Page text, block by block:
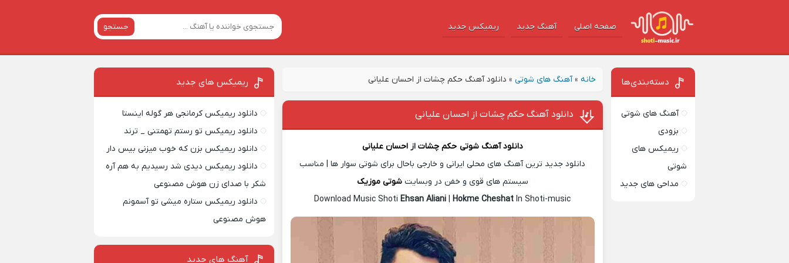
صفحه اصلی آهنگ‌ جدید ریمیکس جدید جستجو
خانه »آهنگ های شوتی » دانلود آهنگ حکم چشات از احسان علیانی
دانلود آهنگ حکم چشات از احسان علیانی
دانلود آهنگ شوتی حکم چشات ازاحسان علیانی
دانلود جدید ترین آهنگ های محلی ایرانی و خارجی باحال برای شوتی سوار ها | مناسب
سیستم های قوی و خفن در وبسایتشوتی موزیک
Download Music ShotiEhsan Aliani |Hokme Cheshat In Shoti-music
دسته‌بندی‌ها
آهنگ های شوتی
بزودی
ریمیکس های
شوتی
مداحی های جدید
ریمیکس‌ های جدید
دانلود ریمیکس کرمانجی هر گوله اینستا
دانلود ریمیکس تو رستم تهمتنی _ ترند
دانلود ریمیکس بزن که خوب میزنی بیس دار
دانلود ریمیکس دیدی شد رسیدیم به هم آره
شکر با صدای زن هوش مصنوعی
دانلود ریمیکس ستاره میشی تو آسمونم
هوش مصنوعی
آهنگ های جدید